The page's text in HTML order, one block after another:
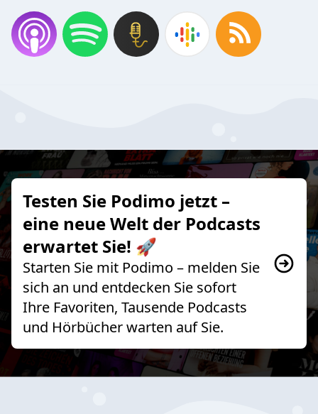
Testen Sie Podimo jetzt –
eine neue Welt der Podcasts
erwartet Sie! 🚀
Starten Sie mit Podimo – melden Sie
sich an und entdecken Sie sofort
Ihre Favoriten, Tausende Podcasts
und Hörbücher warten auf Sie.